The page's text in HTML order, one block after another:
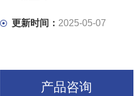
更新时间： 2025-05-07
产品咨询